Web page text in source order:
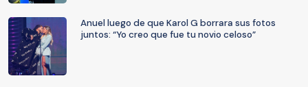
Anuel luego de que Karol G borrara sus fotos
juntos: “Yo creo que fue tu novio celoso”